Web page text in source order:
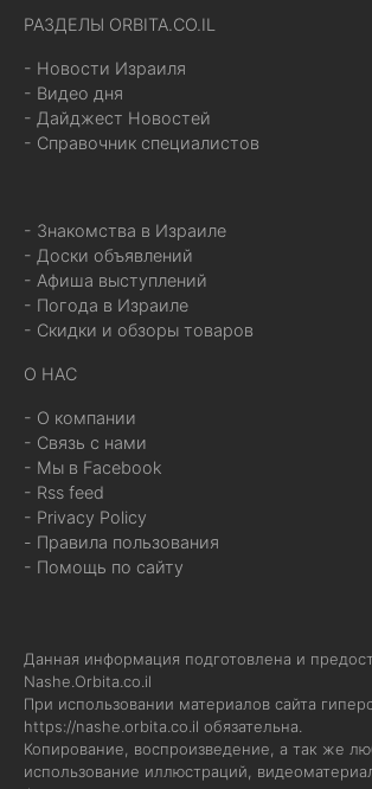
РАЗДЕЛЫ ORBITA.CO.IL
- Новости Израиля
- Видео дня
- Дайджест Новостей
- Справочник специалистов
- Знакомства в Израиле
- Доски объявлений
- Афиша выступлений
- Погода в Израиле
- Скидки и обзоры товаров
О НАС
- О компании
- Связь с нами
- Мы в Facebook
- Rss feed
- Privacy Policy
- Правила пользования
- Помощь по сайту
Данная информация подготовлена и
Nashe.Orbita.co.il
При использовании материалов сайта
https://nashe.orbita.co.il обязательна.
Копирование, воспроизведение, а так же
использование иллюстраций,